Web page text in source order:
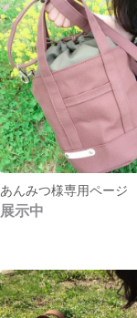
あんみつ様専用ページ
展示中